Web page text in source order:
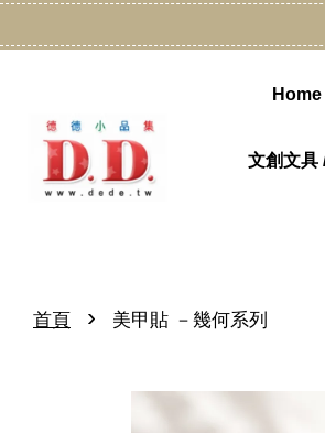
Home
文創文具
首頁 › 美甲貼 －幾何系列